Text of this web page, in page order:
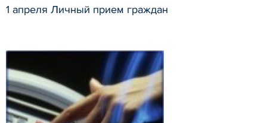
1 апреля Личный прием граждан